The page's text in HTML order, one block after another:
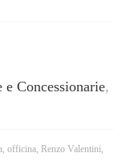
Concessionarie,
officina Renzo Valentini